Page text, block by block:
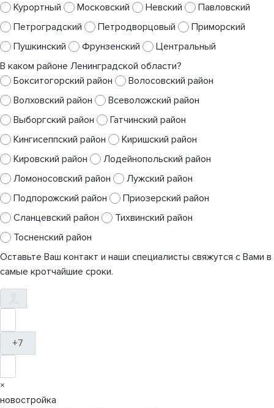
Курортный
Московский Невский
Павловский
Петроградский
Петродворцовый
Приморский
Пушкинский
Фрунзенский
Центральный
В каком районе Ленинградской области?
Бокситогорский район
Волосовский район
Волховский район
Всеволожский район
Выборгский район
Гатчинский район
Кингисеппский район
Киришский район
Кировский район
Лодейнопольский район
Ломоносовский район
Лужский район
Подпорожский район
Приозерский район
Сланцевский район
Тихвинский район
Тосненский район
Оставьте Ваш контакт и наши специалисты свяжутся с Вами в
самые кротчайшие сроки.
+7
×
новостройка